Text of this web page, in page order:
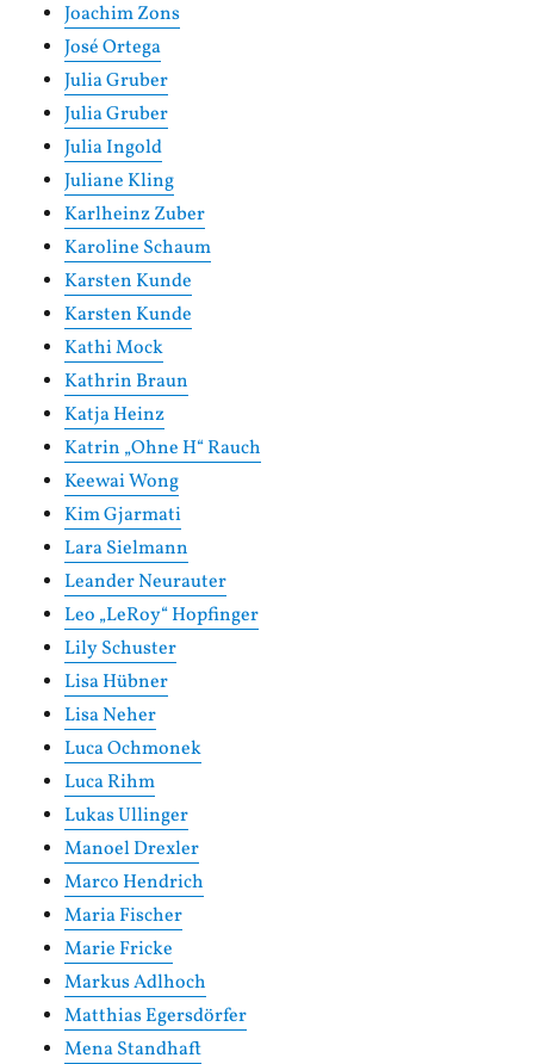
Joachim Zons
José Ortega
Julia Gruber
Julia Gruber
Julia Ingold
Juliane Kling
Karlheinz Zuber
Karoline Schaum
Karsten Kunde
Karsten Kunde
Kathi Mock
Kathrin Braun
Katja Heinz
Katrin „Ohne H“ Rauch
Keewai Wong
Kim Gjarmati
Lara Sielmann
Leander Neurauter
Leo „LeRoy“ Hopfinger
Lily Schuster
Lisa Hübner
Lisa Neher
Luca Ochmonek
Luca Rihm
Lukas Ullinger
Manoel Drexler
Marco Hendrich
Maria Fischer
Marie Fricke
Markus Adlhoch
Matthias Egersdörfer
Mena Standhaft